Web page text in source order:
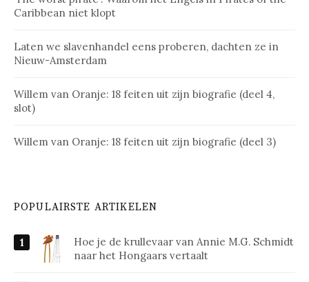
Caribbean niet klopt
Laten we slavenhandel eens proberen, dachten ze in
Nieuw-Amsterdam
Willem van Oranje: 18 feiten uit zijn biografie (deel 4,
slot)
Willem van Oranje: 18 feiten uit zijn biografie (deel 3)
POPULAIRSTE ARTIKELEN
Hoe je de krullevaar van Annie M.G. Schmidt
naar het Hongaars vertaalt